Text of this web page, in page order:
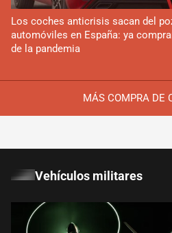
MÁS COMPRA DE
Los coches anticrisis sacan del
automóviles en España: ya
de la pandemia
Vehículos militares